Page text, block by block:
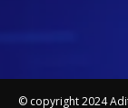
© copyright 2024